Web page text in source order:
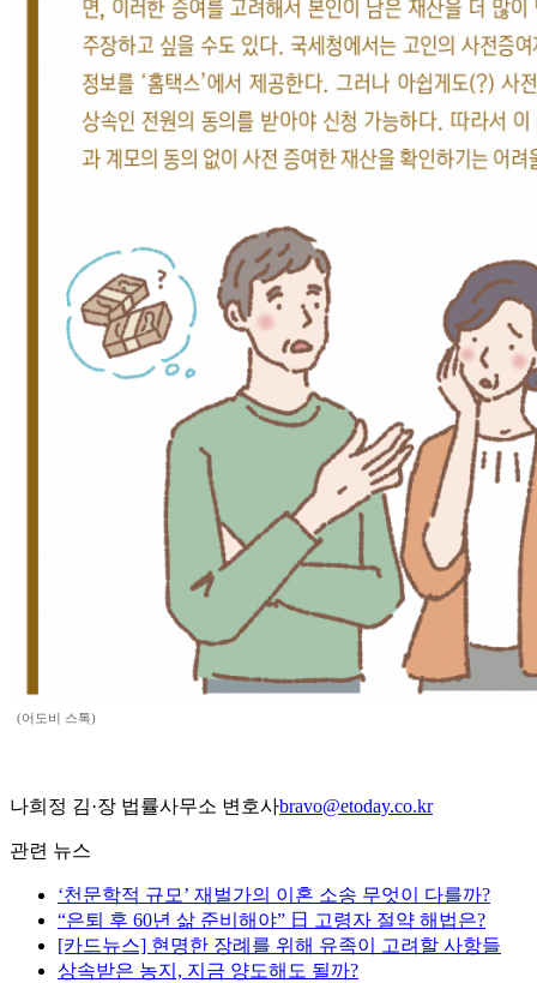
(어도비 스톡)
나희정 김·장 법률사무소 변호사bravo@etoday.co.kr
관련 뉴스
‘천문학적 규모’ 재벌가의 이혼 소송 무엇이 다를까?
“은퇴 후 60년 삶 준비해야” 日 고령자 절약 해법은?
[카드뉴스] 현명한 장례를 위해 유족이 고려할 사항들
상속받은 농지, 지금 양도해도 될까?